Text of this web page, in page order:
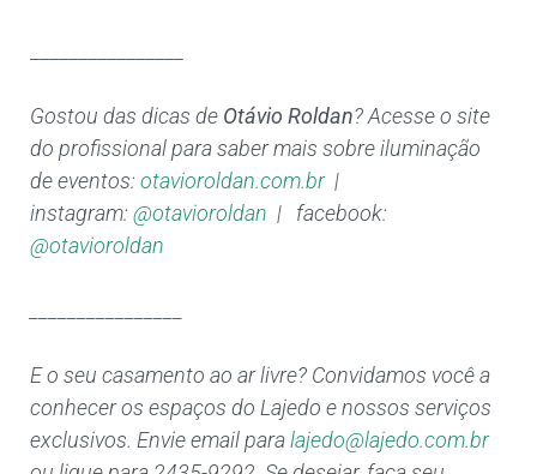
Gostou das dicas de Otávio Roldan? Acesse o site
do profissional para saber mais sobre iluminação
de eventos: otavioroldan.com.br |
instagram: @otavioroldan | facebook:
@otavioroldan
E o seu casamento ao ar livre? Convidamos você a
conhecer os espaços do Lajedo e nossos serviços
exclusivos. Envie email paralajedo@lajedo.com.br